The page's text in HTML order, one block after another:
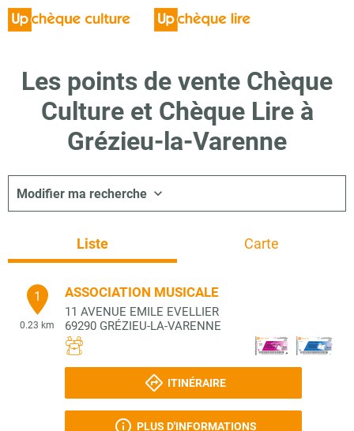
Les points de vente Chèque
Culture et Chèque Lire à
Grézieu-la-Varenne
Modifier ma recherche
Liste Carte
1
0.23 km
ASSOCIATION MUSICALE
11 AVENUE EMILE EVELLIER
69290 GRÉZIEU-LA-VARENNE
ITINÉRAIRE
PLUS D'INFORMATIONS